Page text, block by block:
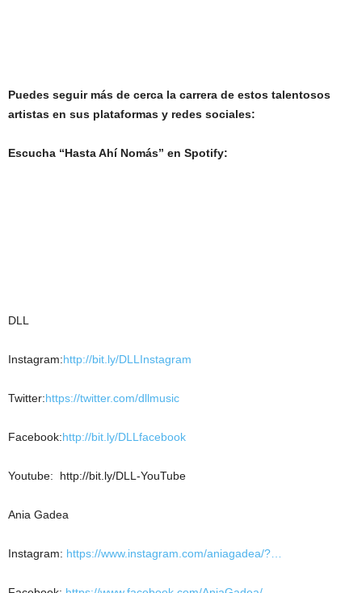
Puedes seguir más de cerca la carrera de estos talentosos
artistas en sus plataformas y redes sociales:
Escucha “Hasta Ahí Nomás” en Spotify:
DLL
Instagram:http://bit.ly/DLLInstagram
Twitter:https://twitter.com/dllmusic
Facebook:http://bit.ly/DLLfacebook
Youtube: http://bit.ly/DLL-YouTube
Ania Gadea
Instagram: https://www.instagram.com/aniagadea/?…